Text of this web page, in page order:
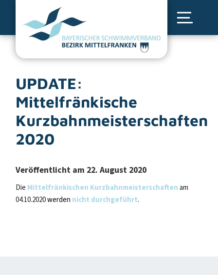
UPDATE:
Mittelfränkische
Kurzbahnmeisterschaften
2020
Veröffentlicht am 22. August 2020
Die Mittelfränkischen Kurzbahnmeisterschaftenam
04.10.2020werden nicht durchgeführt.